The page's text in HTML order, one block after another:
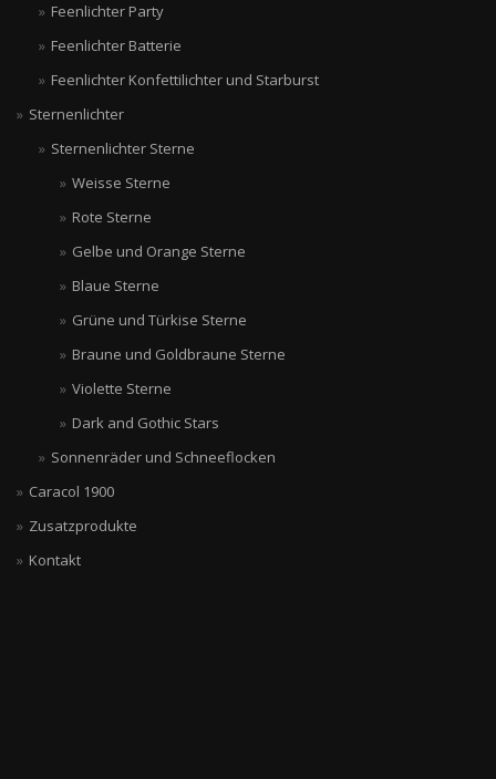
Feenlichter Party
Feenlichter Batterie
Feenlichter Konfettilichter und Starburst
Sternenlichter
Sternenlichter Sterne
Weisse Sterne
Rote Sterne
Gelbe und Orange Sterne
Blaue Sterne
Grüne und Türkise Sterne
Braune und Goldbraune Sterne
Violette Sterne
Dark and Gothic Stars
Sonnenräder und Schneeflocken
Caracol 1900
Zusatzprodukte
Kontakt